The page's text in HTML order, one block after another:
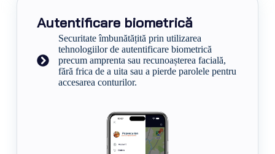
Autentificare biometrică
Securitate îmbunătățită prin utilizarea
tehnologiilor de autentificare biometrică
precum amprenta sau recunoașterea facială,
fără frica de a uita sau a pierde parolele pentru
accesarea conturilor.